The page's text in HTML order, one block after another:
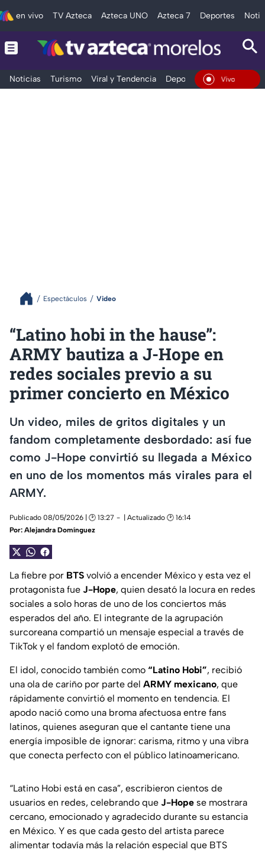
en vivo TV Azteca Azteca UNO Azteca 7 Deportes
Noticias Turismo Viral y Tendencia Deportes Espectáculos
En Vivo
Espectáculos Video
“Latino hobi in the hause”:
ARMY bautiza a J-Hope en
redes sociales previo a su
primer concierto en México
Un video, miles de gritos digitales y un
fandom completamente desbordado: así fue
como J-Hope convirtió su llegada a México
en uno de los momentos más virales para el
ARMY.
Publicado 08/05/2026 | 🕑 13:27
| Actualizado 🕑 16:14
Por: Alejandra Domínguez
La fiebre por BTS volvió a encender México y esta vez el
protagonista fue J-Hope, quien desató la locura en redes
sociales a solo horas de uno de los conciertos más
esperados del año. El integrante de la agrupación
surcoreana compartió un mensaje especial a través de
TikTok y el fandom explotó de emoción.
El idol, conocido también como “Latino Hobi”, recibió
una ola de cariño por parte del ARMY mexicano, que
rápidamente convirtió el momento en tendencia. El
apodo nació como una broma afectuosa entre fans
latinos, quienes aseguran que el cantante tiene una
energía imposible de ignorar: carisma, ritmo y una vibra
que conecta perfecto con el público latinoamericano.
“Latino Hobi está en casa”, escribieron cientos de
usuarios en redes, celebrando que J-Hope se mostrara
cercano, emocionado y agradecido durante su estancia
en México. Y es que cada gesto del artista parece
alimentar todavía más la relación especial que BTS